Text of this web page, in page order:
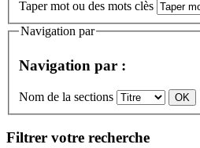
Taper mot ou des mots clès
Navigation par
Navigation par :
Nom de la sections
Filtrer votre recherche